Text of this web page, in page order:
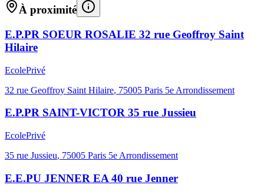
À proximité
E.P.PR SOEUR ROSALIE 32 rue Geoffroy Saint
Hilaire
EcolePrivé
32 rue Geoffroy Saint Hilaire, 75005 Paris 5e Arrondissement
E.P.PR SAINT-VICTOR 35 rue Jussieu
EcolePrivé
35 rue Jussieu, 75005 Paris 5e Arrondissement
E.E.PU JENNER EA 40 rue Jenner